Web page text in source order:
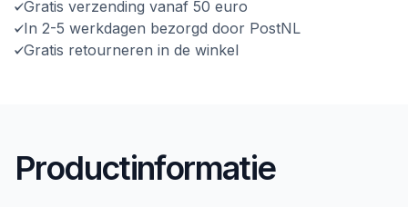
Gratis verzending vanaf 50 euro
In 2-5 werkdagen bezorgd door PostNL
Gratis retourneren in de winkel
Productinformatie